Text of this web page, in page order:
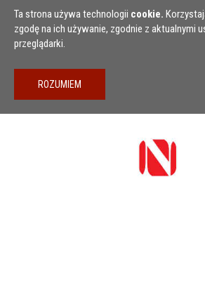
Przejdź do treści
Ta strona używa technologii cookie.
zgodę na ich używanie, zgodnie z aktualnymi
przeglądarki.